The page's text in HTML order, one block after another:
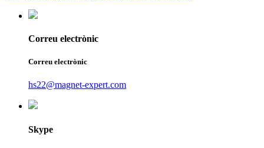
Correu electrònic
Correu electrònic
hs22@magnet-expert.com
Skype